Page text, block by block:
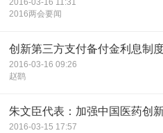
2016-03-16 11:31
2016两会要闻
创新第三方支付备付金利息制
2016-03-16 09:26
赵鹞
朱文臣代表：加强中国医药创
2016-03-15 17:57